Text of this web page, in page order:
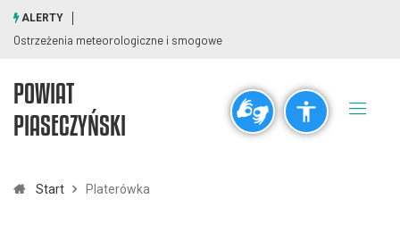
visibility_off title
ALERTY
Ostrzeżenia meteorologiczne i smogowe
POWIAT
PIASECZYŃSKI
Start Platerówka